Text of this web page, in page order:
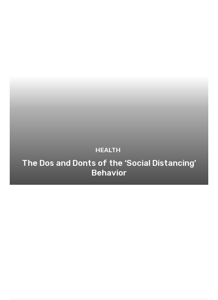
HEALTH
The Dos and Donts of the ‘Social Distancing’
Behavior